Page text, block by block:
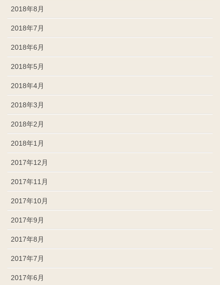
2018年8月
2018年7月
2018年6月
2018年5月
2018年4月
2018年3月
2018年2月
2018年1月
2017年12月
2017年11月
2017年10月
2017年9月
2017年8月
2017年7月
2017年6月